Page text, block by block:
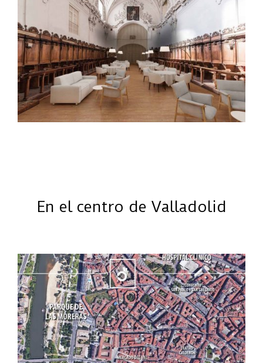
En el centro de Valladolid